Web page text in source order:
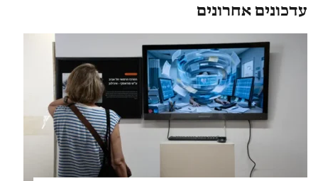
עדכונים אחרונים